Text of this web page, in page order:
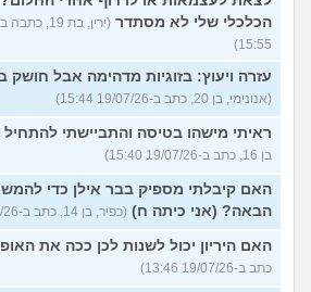
הכלכלי שלי לא מסתדר
15:55)
עזרה ויעוץ: בזוגיות מדהימה אבל חושק
(אנונימי, בן 20, כתב ב-19/07/26 15:44)
ראיתי מישהו בטיסה והתביישתי להתחיל
בן 16, כתב ב-19/07/26 15:40)
האם קיבלתי מספיק בבר אילן כדי
הבאה? (אני כיתה ח) (כפיר, בן 14, כתב ב-19/07/26 13:57)
האם היריון יכול לשנות לכן ככה את
כתב ב-19/07/26 13:46)